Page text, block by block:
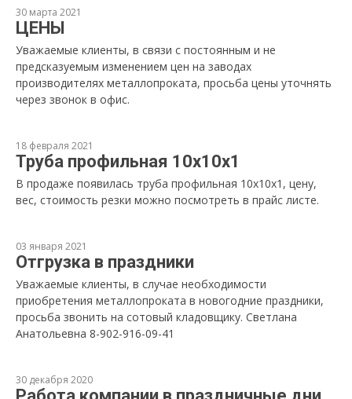
30 марта 2021
ЦЕНЫ
Уважаемые клиенты, в связи с постоянным и не
предсказуемым изменением цен на заводах
производителях металлопроката, просьба цены уточнять
через звонок в офис.
18 февраля 2021
Труба профильная 10х10х1
В продаже появилась труба профильная 10х10х1, цену,
вес, стоимость резки можно посмотреть в прайс листе.
03 января 2021
Отгрузка в праздники
Уважаемые клиенты, в случае необходимости
приобретения металлопроката в новогодние праздники,
просьба звонить на сотовый кладовщику. Светлана
Анатольевна 8-902-916-09-41
30 декабря 2020